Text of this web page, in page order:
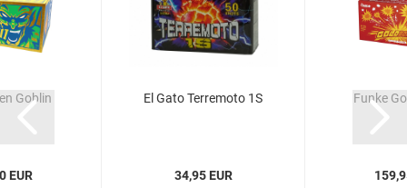
Goblin
EUR
El Gato Terremoto 1S
34,95 EUR
Funke